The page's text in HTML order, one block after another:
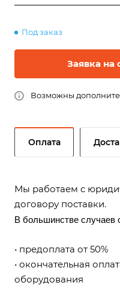
Под заказ
Заявка на
Возможны
Оплата
Мы работаем с
договору поставки.
В большинстве случаев
• предоплата от 50%
• окончательная
оборудования